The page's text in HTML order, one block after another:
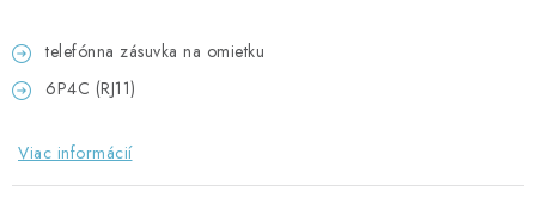
KONTAKTY
Kontakty Doprava a platba
telefónna zásuvka na omietku
6P4C (RJ11)
Viac informácií